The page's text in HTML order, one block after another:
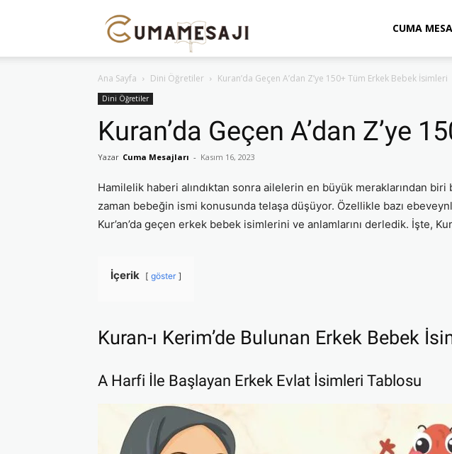
Mesajı
CUMA
Ana Sayfa Dini Öğretiler Kuran’da Geçen A’dan Z’ye 150+ Tüm Erkek Bebek İsimleri
Dini Öğretiler
Kuran’da Geçen A’dan Z’ye
Yazar Cuma Mesajları - Kasım 16, 2023
Hamilelik haberi alındıktan sonra ailelerin en büyük meraklarından
zaman bebeğin ismi konusunda telaşa düşüyor. Özellikle bazı
Kur’an’da geçen erkek bebek isimlerini ve anlamlarını derledik. İşte,
İçerik göster
Kuran-ı Kerim’de Bulunan Erkek Bebek
A Harfi İle Başlayan Erkek Evlat İsimleri Tablosu